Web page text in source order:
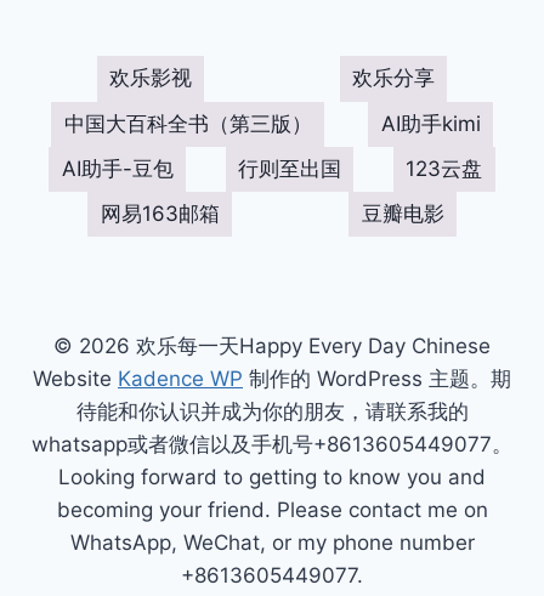
欢乐影视
欢乐分享
中国大百科全书（第三版）
AI助手kimi
AI助手-豆包
行则至出国
123云盘
网易163邮箱
豆瓣电影
© 2026 欢乐每一天Happy Every Day Chinese
Website Kadence WP 制作的 WordPress 主题。期
待能和你认识并成为你的朋友，请联系我的
whatsapp或者微信以及手机号+8613605449077。
Looking forward to getting to know you and
becoming your friend. Please contact me on
WhatsApp, WeChat, or my phone number
+8613605449077.